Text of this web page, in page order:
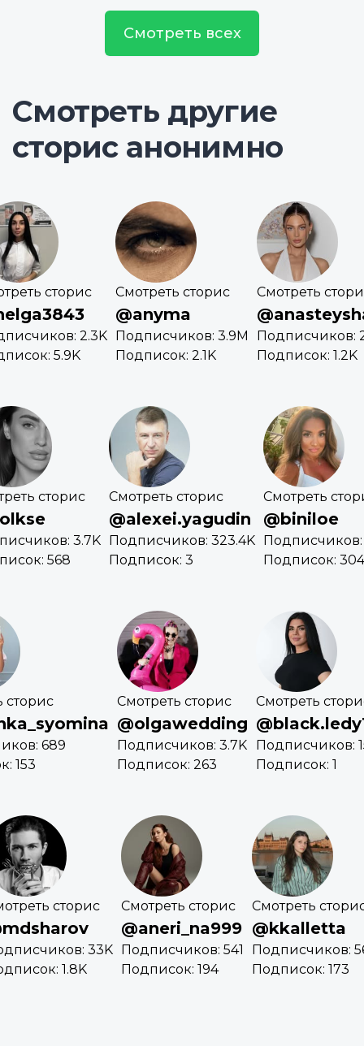
Смотреть всех
Смотреть другие
сторис анонимно
сторис
2.3K
5.9K
Смотреть сторис
@anyma
Подписчиков: 3.9M
Подписок: 2.1K
Смотреть
Подписчиков:
Подписок: 1.2K
сторис
3.7K
568
Смотреть сторис
@alexei.yagudin
Подписчиков: 323.4K
Подписок: 3
Смотреть
@biniloe
Подписчиков:
Подписок: 304
сторис
689
153
Смотреть сторис
@olgawedding
Подписчиков: 3.7K
Подписок: 263
Смотреть
Подписчиков:
Подписок: 1
сторис
33K
1.8K
Смотреть сторис
@aneri_na999
Подписчиков: 541
Подписок: 194
Смотреть
@kkalletta
Подписчиков:
Подписок: 173